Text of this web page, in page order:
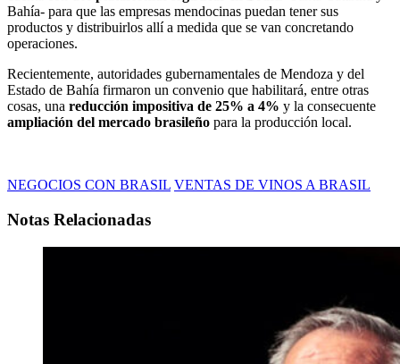
Bahía- para que las empresas mendocinas puedan tener sus
productos y distribuirlos allí a medida que se van concretando
operaciones.
Recientemente, autoridades gubernamentales de Mendoza y del
Estado de Bahía firmaron un convenio que habilitará, entre otras
cosas, una reducción impositiva de 25% a 4% y la consecuente
ampliación del mercado brasileño para la producción local.
NEGOCIOS CON BRASIL VENTAS DE VINOS A BRASIL
Notas Relacionadas